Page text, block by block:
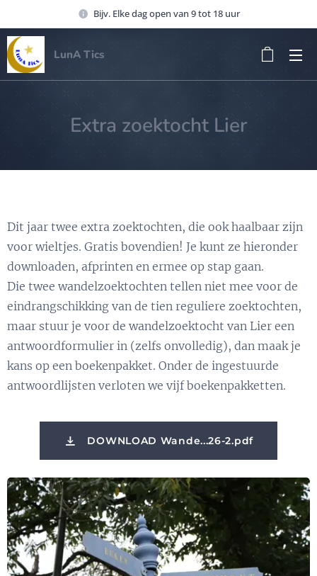
Bijv. Elke dag open van 9 tot 18 uur
LunA Tics
Extra zoektocht Lier
Dit jaar twee extra zoektochten, die ook haalbaar zijn
voor wieltjes. Gratis bovendien! Je kunt ze hieronder
downloaden, afprinten en ermee op stap gaan.
Die twee wandelzoektochten tellen niet mee voor de
eindrangschikking van de tien reguliere zoektochten,
maar stuur je voor de wandelzoektocht van Lier een
antwoordformulier in (zelfs onvolledig), dan maak je
kans op een boekenpakket. Onder de ingestuurde
antwoordlijsten verloten we vijf boekenpakketten.
DOWNLOAD Wande...26-2.pdf